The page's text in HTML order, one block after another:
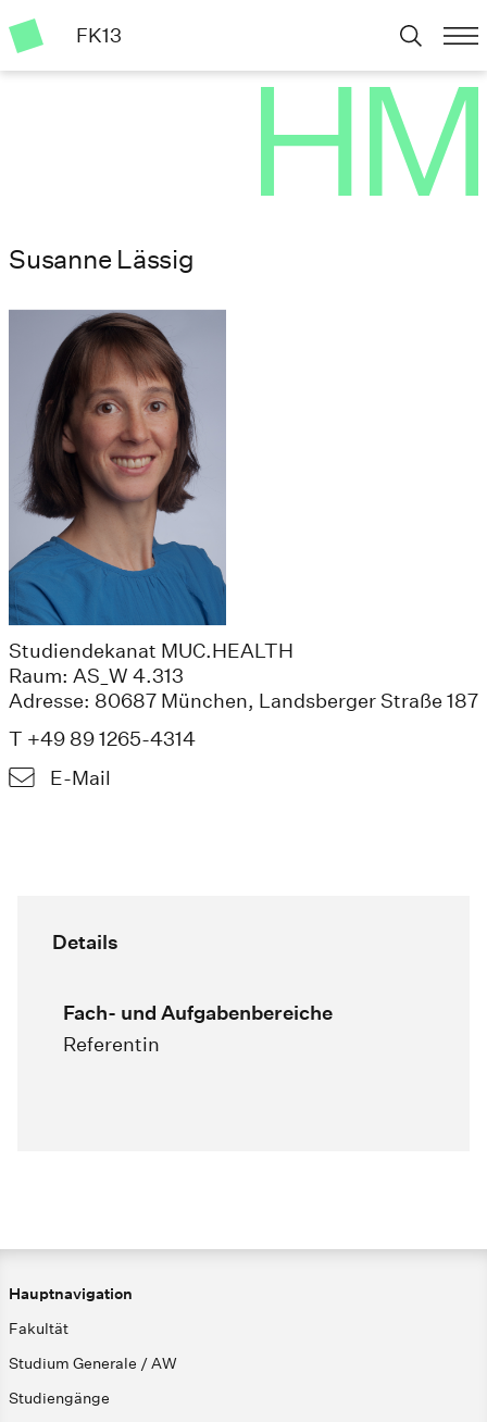
FK13
Susanne Lässig
Studiendekanat MUC.HEALTH
Raum: AS_W 4.313
Adresse: 80687 München, Landsberger Straße 187
T +49 89 1265-4314
E-Mail
Details
Fach- und Aufgabenbereiche
Referentin
Hauptnavigation
Fakultät
Studium Generale / AW
Studiengänge